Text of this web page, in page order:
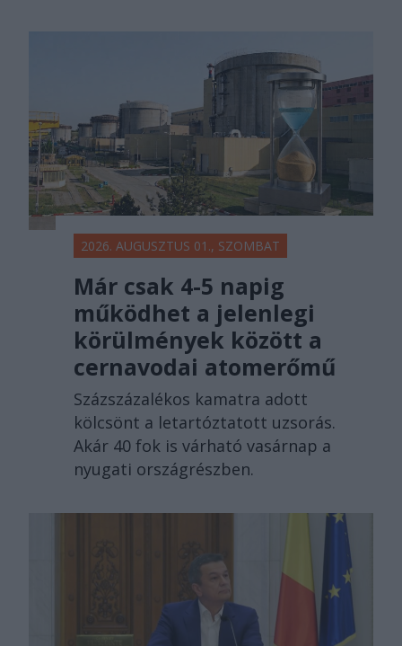
2026. AUGUSZTUS 01., SZOMBAT
Már csak 4-5 napig
működhet a jelenlegi
körülmények között a
cernavodai atomerőmű
Százszázalékos kamatra adott
kölcsönt a letartóztatott uzsorás.
Akár 40 fok is várható vasárnap a
nyugati országrészben.